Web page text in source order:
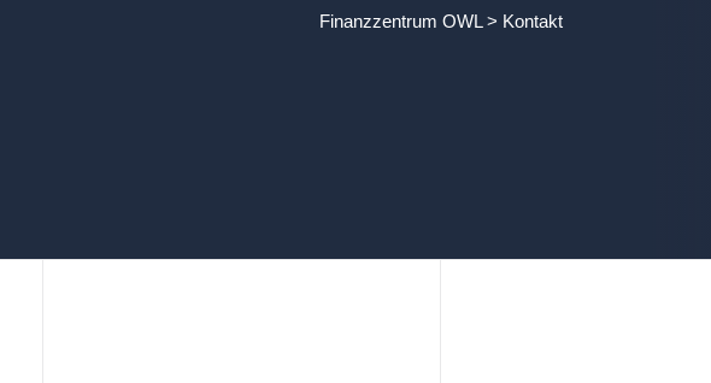
Finanzzentrum OWL> Kontakt